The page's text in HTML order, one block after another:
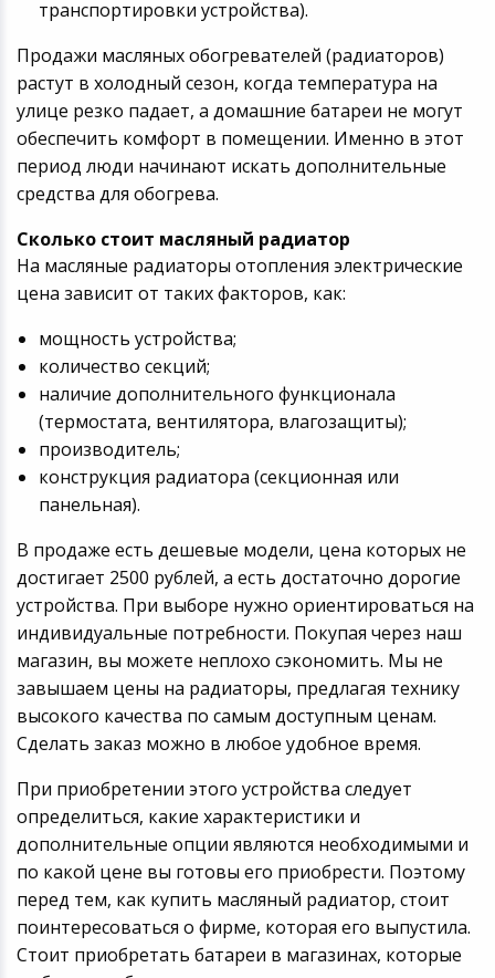
транспортировки устройства).
Продажи масляных обогревателей (радиаторов)
растут в холодный сезон, когда температура на
улице резко падает, а домашние батареи не могут
обеспечить комфорт в помещении. Именно в этот
период люди начинают искать дополнительные
средства для обогрева.
Сколько стоит масляный радиатор
На масляные радиаторы отопления электрические
цена зависит от таких факторов, как:
мощность устройства;
количество секций;
наличие дополнительного функционала
(термостата, вентилятора, влагозащиты);
производитель;
конструкция радиатора (секционная или
панельная).
В продаже есть дешевые модели, цена которых не
достигает 2500 рублей, а есть достаточно дорогие
устройства. При выборе нужно ориентироваться на
индивидуальные потребности. Покупая через наш
магазин, вы можете неплохо сэкономить. Мы не
завышаем цены на радиаторы, предлагая технику
высокого качества по самым доступным ценам.
Сделать заказ можно в любое удобное время.
При приобретении этого устройства следует
определиться, какие характеристики и
дополнительные опции являются необходимыми и
по какой цене вы готовы его приобрести. Поэтому
перед тем, как купить масляный радиатор, стоит
поинтересоваться о фирме, которая его выпустила.
Стоит приобретать батареи в магазинах, которые